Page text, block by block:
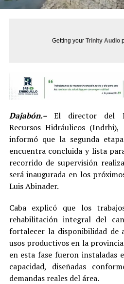
Getting your Trinity Audio
Dajabón.– El director del
Recursos Hidráulicos (Indrhi),
informó que la segunda
encuentra concluida y lista
recorrido de supervisión
será inaugurada en los
Luis Abinader.
Caba explicó que los
rehabilitación integral del
fortalecer la disponibilidad de
usos productivos en la
en esta fase fueron instaladas
capacidad, diseñadas
demandas reales del área.